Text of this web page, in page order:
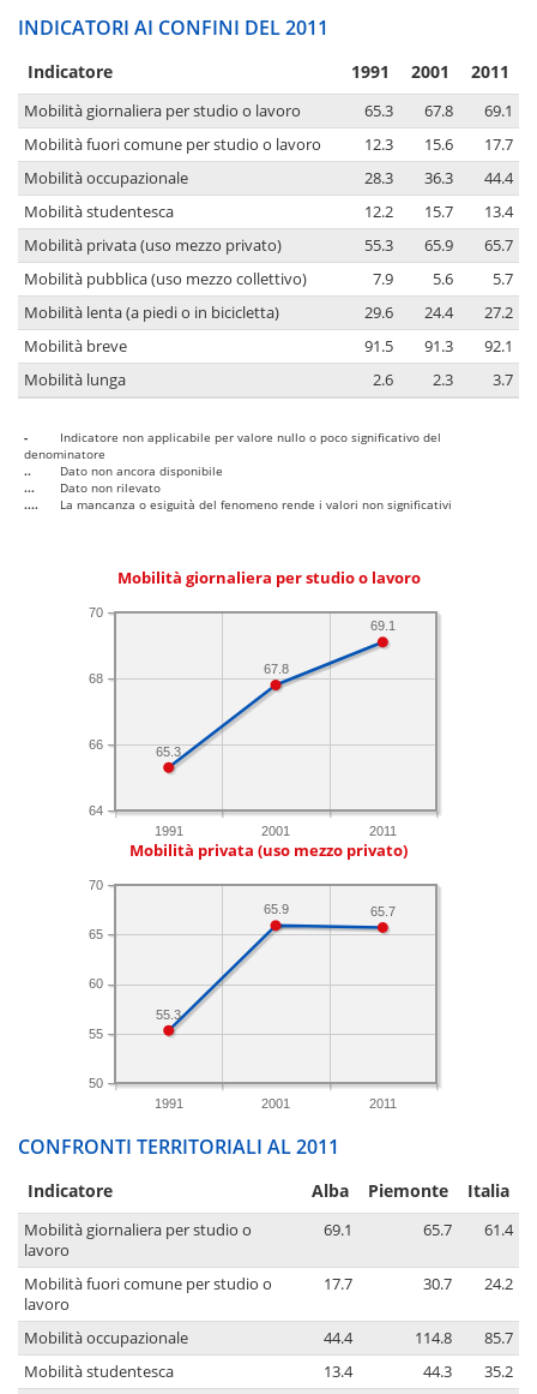
INDICATORI AI CONFINI DEL 2011
Indicatore 1991 2001 2011
Mobilità giornaliera per studio o lavoro 65.3 67.8
69.1
Mobilità fuori comune per studio o lavoro
12.3 15.6
17.7
Mobilità occupazionale
28.3 36.3
44.4
Mobilità studentesca
12.2 15.7
13.4
Mobilità privata (uso mezzo privato)
55.3 65.9
65.7
Mobilità pubblica (uso mezzo collettivo)
7.9 5.6
5.7
Mobilità lenta (a piedi o in bicicletta)
29.6 24.4
27.2
Mobilità breve
91.5 91.3
92.1
Mobilità lunga
2.6 2.3 3.7
-
Indicatore non applicabile per valore nullo o poco significativo del
denominatore
..
Dato non ancora disponibile
...
Dato non rilevato
....
La mancanza o esiguità del fenomeno rende i valori non significativi
Mobilità giornaliera per studio o lavoro
1991 2001 2011
64
66
68
70
69.1
67.8
65.3
Mobilità privata (uso mezzo privato)
1991 2001 2011
50
55
60
65
70
65.7
65.9
55.3
CONFRONTI TERRITORIALI AL 2011
Indicatore Alba Piemonte Italia
Mobilità giornaliera per studio o
lavoro
69.1 65.7 61.4
Mobilità fuori comune per studio o
lavoro
17.7 30.7 24.2
Mobilità occupazionale 44.4 114.8
85.7
Mobilità studentesca
13.4 44.3
35.2